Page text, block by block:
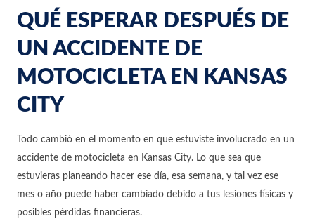
QUÉ ESPERAR DESPUÉS DE
UN ACCIDENTE DE
MOTOCICLETA EN KANSAS
CITY
Todo cambió en el momento en que estuviste involucrado en un
accidente de motocicleta en Kansas City. Lo que sea que
estuvieras planeando hacer ese día, esa semana, y tal vez ese
mes o año puede haber cambiado debido a tus lesiones físicas y
posibles pérdidas financieras.